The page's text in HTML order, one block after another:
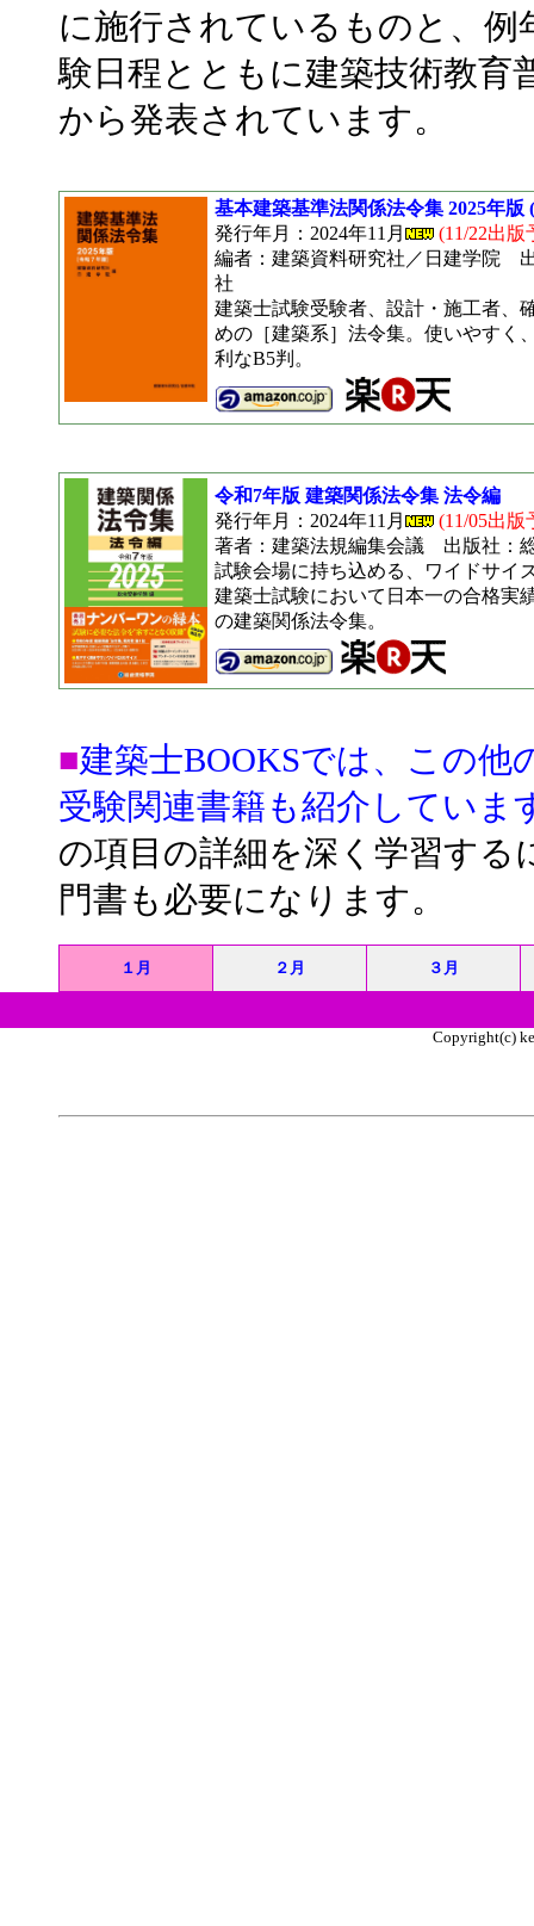
に施行されているものと、例
験日程とともに建築技術教育
から発表されています。
基本建築基準法関係法令集 2025年版
発行年月：2024年11月
(11/22出版
編者：建築資料研究社／日建学院
社
建築士試験受験者、設計・施工者、
めの［建築系］法令集。使いやすく
利なB5判。
令和7年版 建築関係法令集 法令編
発行年月：2024年11月
(11/05出版
著者：建築法規編集会議 出版社：
試験会場に持ち込める、ワイドサイ
建築士試験において日本一の合格実
の建築関係法令集。
■建築士BOOKSでは、この他
受験関連書籍も紹介していま
の項目の詳細を深く学習する
門書も必要になります。
１月 ２月 ３月
Copyright(c)